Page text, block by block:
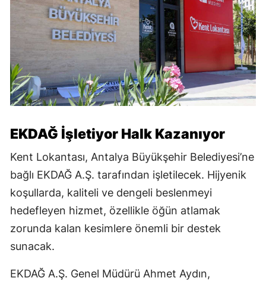
EKDAĞ İşletiyor Halk Kazanıyor
Kent Lokantası, Antalya Büyükşehir Belediyesi’ne
bağlı EKDAĞ A.Ş. tarafından işletilecek. Hijyenik
koşullarda, kaliteli ve dengeli beslenmeyi
hedefleyen hizmet, özellikle öğün atlamak
zorunda kalan kesimlere önemli bir destek
sunacak.
EKDAĞ A.Ş. Genel Müdürü Ahmet Aydın,